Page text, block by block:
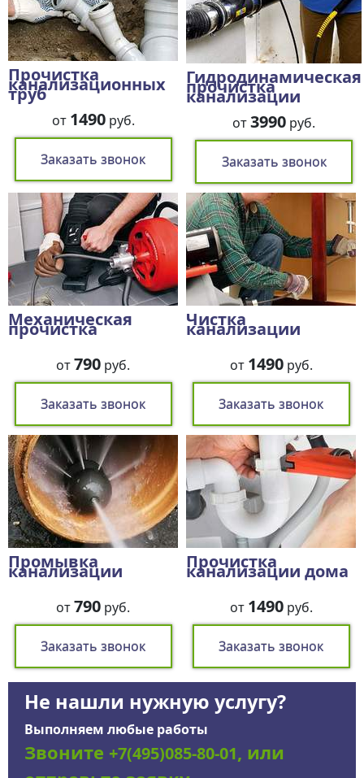
Прочистка
канализационных
труб
от 1490руб.
Заказать звонок
Гидродинамическая
прочистка
канализации
от3990 руб.
Заказать звонок
Механическая
прочистка
от790 руб.
Заказать звонок
Чистка
канализации
от 1490руб.
Заказать звонок
Промывка
канализации
от790 руб.
Заказать звонок
Прочистка
канализации дома
от 1490руб.
Заказать звонок
Не нашли нужную услугу?
Выполняем любые работы
Звоните +7(495)085-80-01, или